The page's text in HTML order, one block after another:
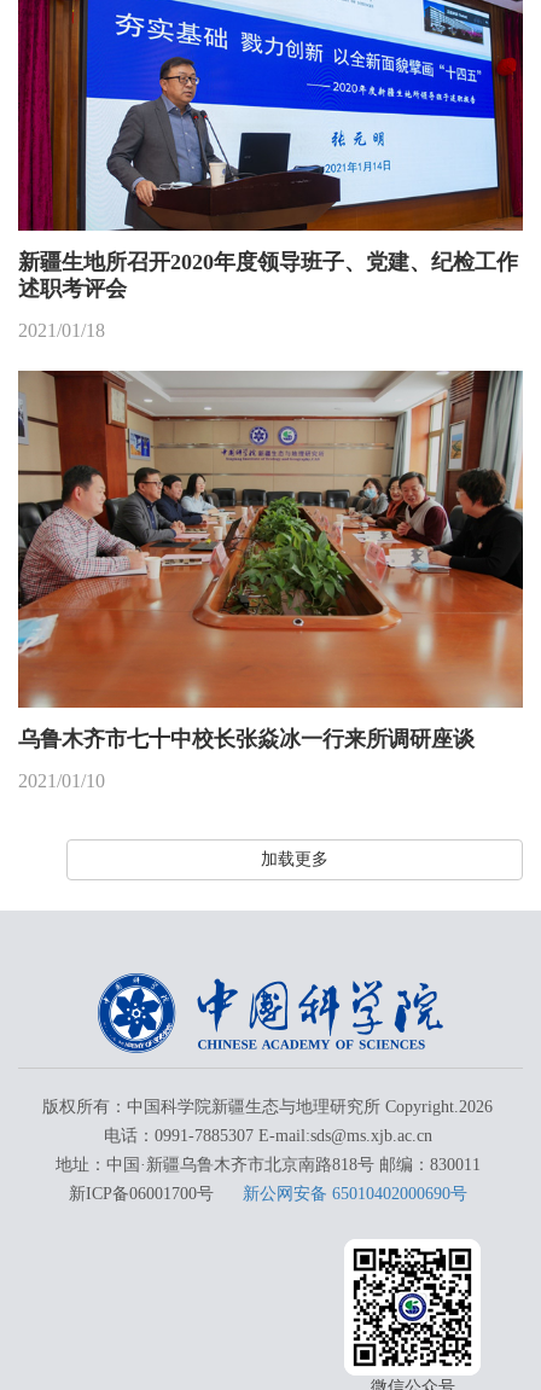
新疆生地所召开2020年度领导班子、党建、纪检工作
述职考评会
2021/01/18
乌鲁木齐市七十中校长张焱冰一行来所调研座谈
2021/01/10
加载更多
版权所有：中国科学院新疆生态与地理研究所 Copyright. 2026
电话：0991-7885307 E-mail:sds@ms.xjb.ac.cn
地址：中国·新疆乌鲁木齐市北京南路818号 邮编：830011
新ICP备06001700号 新公网安备 65010402000690号